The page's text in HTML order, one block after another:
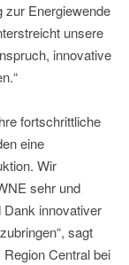
zur Energiewende
unsere
innovative
fortschrittliche
eine
Wir
sehr und
Dank innovativer
sagt
Central bei